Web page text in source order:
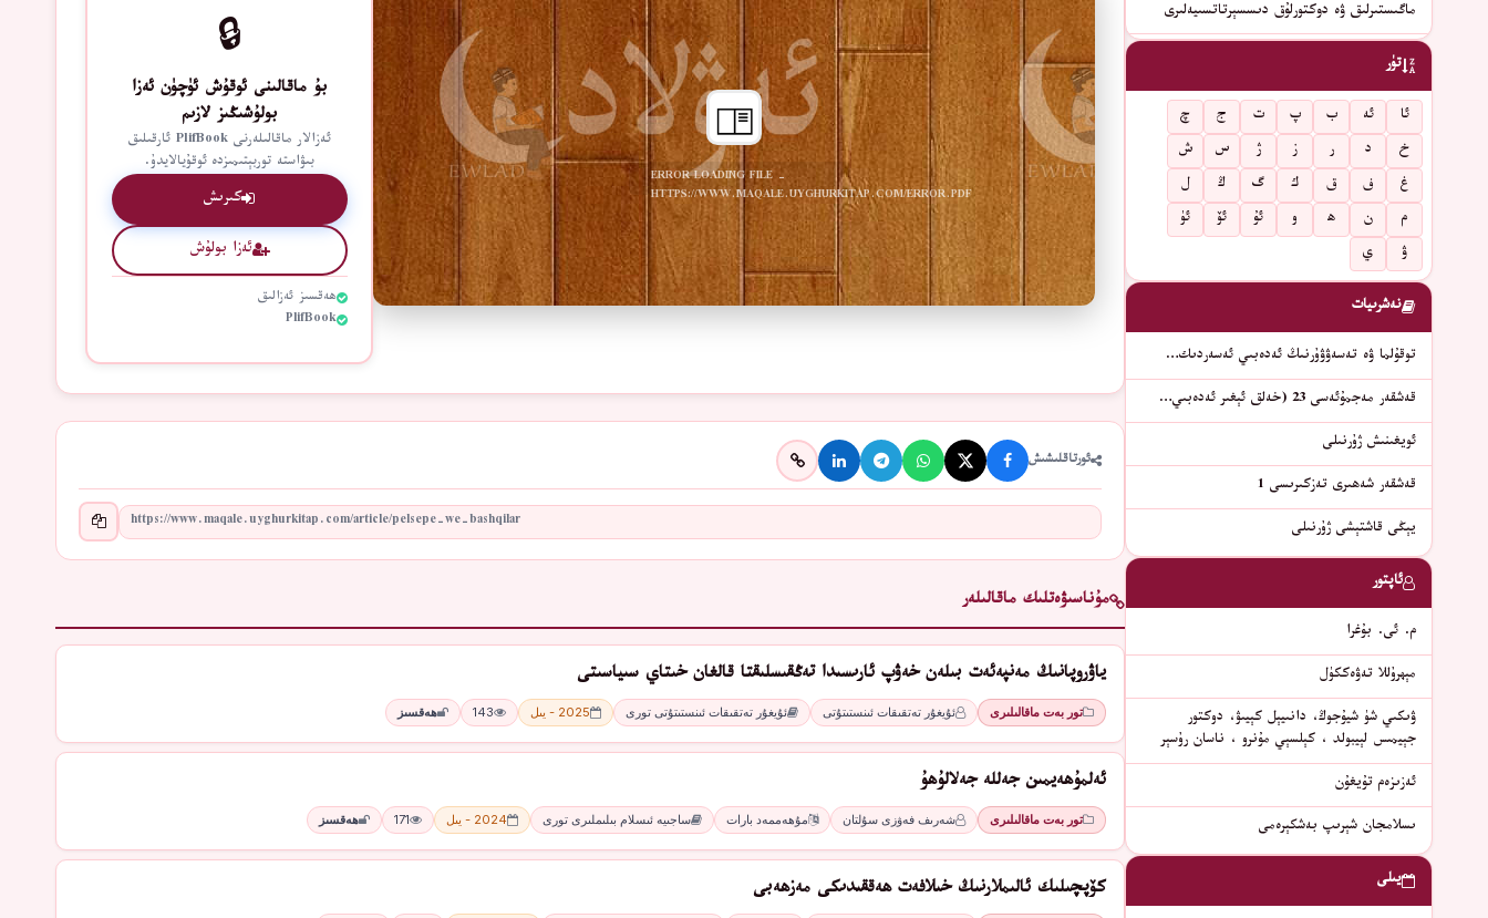
ERROR LOADING FILE -
HTTPS://WWW.MAQALE.UYGHURKITAP.COM/ERROR.PDF
🔒
بۇ ماقالىنى ئوقۇش ئۈچۈن ئەزا
بولۇشىڭىز لازىم
ئەزالار ماقالىلەرنى PlifBook ئارقىلىق
بىۋاستە توربېتىمىزدە ئوقۇيالايدۇ.
كىرىش
ئەزا بولۇش
ھەقسىز ئەزالىق
PlifBook
ئورتاقلىشىش
مۇناسىۋەتلىك ماقالىلەر
ياۋروپانىڭ مەنپەئەت بىلەن خەۋپ ئارىسىدا تەڭقىسلىقتا قالغان خىتاي سىياسىتى
تور بەت ماقالىلىرى ئۇيغۇر تەتقىقات ئىنستىتۇتى ئۇيغۇر تەتقىقات ئىنستىتۇتى تورى 2025 - يىل 143 ھەقسىز
ئەلمۇھەيمىن جەللە جەلالۇھۇ
تور بەت ماقالىلىرى شەرىف فەۋزى سۇلتان مۇھەممەد بارات ساجىيە ئىسلام بىلىملىرى تورى 2024 - يىل 171 ھەقسىز
كۆپچىلىك ئالىملارنىڭ خىلافەت ھەققىدىكى مەزھەبى
ماگىستىرلىق ۋە دوكتورلۇق دىسسېرتاتسىيەلىرى
تۈر
ئا ئە ب پ ت ج
چ
خ
د ر ز ژ س
ش
غ
ف ق ك گ ڭ
ل
م
ن ھ و ئۇ ئۆ
ئۈ
ۋ
ي
نەشرىيات
توقۇلما ۋە تەسەۋۋۇرنىڭ ئەدەبىي ئەسەردىك…
قەشقەر مەجمۇئەسى 23 (خەلق ئېغىر ئەدەبىي…
ئويغىنىش ژۇرنىلى
قەشقەر شەھىرى تەزكىرىسى 1
يېڭى قاشتېشى ژۇرنىلى
ئاپتور
م. ئى. بۇغرا
مېھرۇللا تەۋەككۈل
ۋىكىي شۈ شيۇجوڭ، دانىيېل كېيىۋ، دوكتور
جېيمىس لېيبولد ، كېلسېي مۇنرو ، ناسان رۇسېر
ئەزىزەم تۇيغۇن
ىسلامجان شېرىپ بەشكېرەمى
يىلى